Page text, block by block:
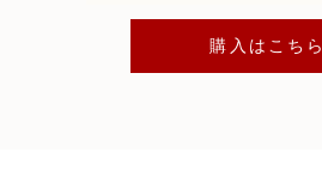
購入はこちら